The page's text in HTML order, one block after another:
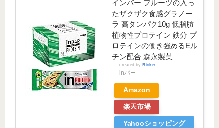
1.1㎎ 1.4㎎
ビタ
ミン
B2
0.16～
0.99㎎
1.2㎎ 1.6㎎
ビタ
ミン
B6
0.16～
0.86㎎
1.1㎎
240㎍
240㎍
2.4㎍ 2.4㎍
インバー フルーツの入っ
たザクザク食感グラノー
ラ 高タンパク10g 低脂肪
植物性プロテイン 鉄分 プ
ロテインの働き強めるEル
チン配合 森永製菓
created by Rinker
inバー
Amazon
楽天市場
Yahooショッピング